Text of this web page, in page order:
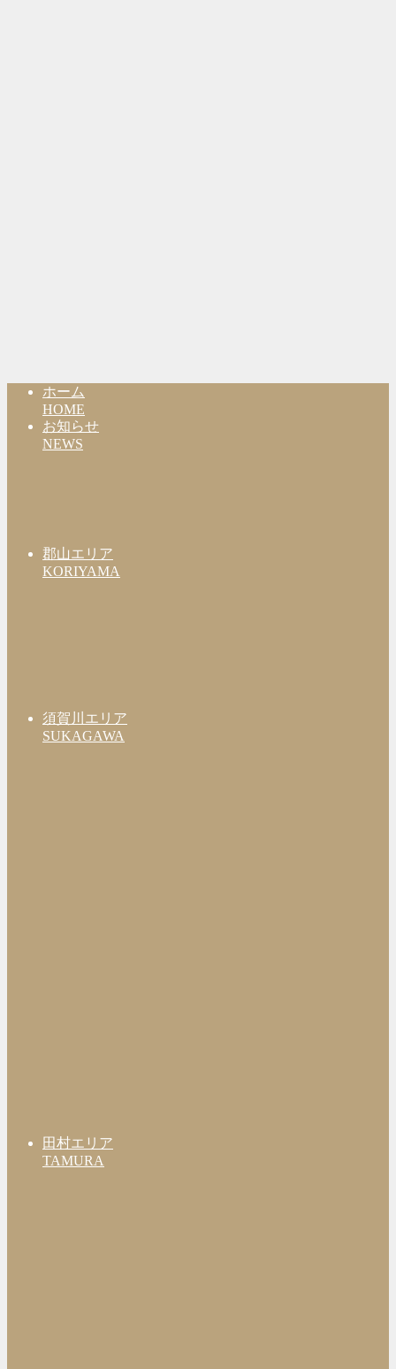
ホーム
HOME
お知らせ
NEWS
郡山エリア
KORIYAMA
須賀川エリア
SUKAGAWA
田村エリア
TAMURA